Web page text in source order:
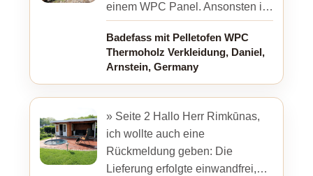
einem WPC Panel. Ansonsten ist
alles in Ordnung. Vielen Danke
der Nachfrage. Bilder ...
Badefass mit Pelletofen WPC
Thermoholz Verkleidung, Daniel,
Arnstein, Germany
» Seite 2 Hallo Herr Rimkūnas,
ich wollte auch eine
Rückmeldung geben: Die
Lieferung erfolgte einwandfrei,